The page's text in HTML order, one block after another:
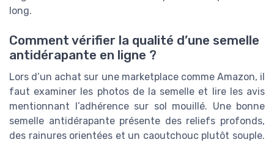
long.
Comment vérifier la qualité d’une semelle
antidérapante en ligne ?
Lors d’un achat sur une marketplace comme Amazon, il
faut examiner les photos de la semelle et lire les avis
mentionnant l’adhérence sur sol mouillé. Une bonne
semelle antidérapante présente des reliefs profonds,
des rainures orientées et un caoutchouc plutôt souple.